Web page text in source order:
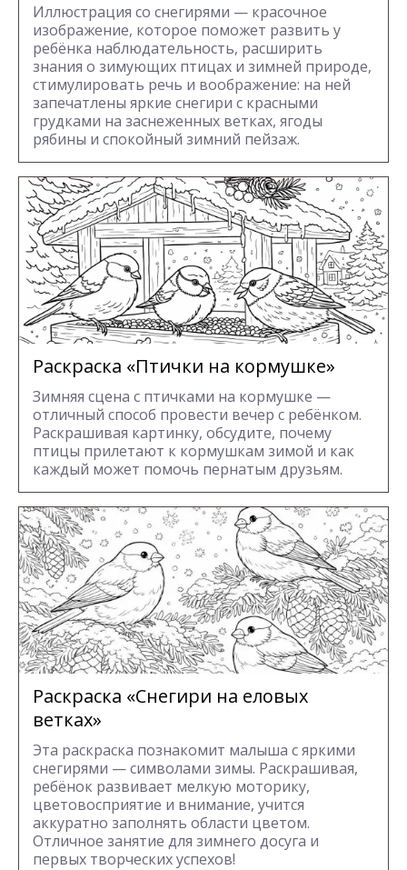
Иллюстрация со снегирями — красочное
изображение, которое поможет развить у
ребёнка наблюдательность, расширить
знания о зимующих птицах и зимней природе,
стимулировать речь и воображение: на ней
запечатлены яркие снегири с красными
грудками на заснеженных ветках, ягоды
рябины и спокойный зимний пейзаж.
Раскраска «Птички на кормушке»
Зимняя сцена с птичками на кормушке —
отличный способ провести вечер с ребёнком.
Раскрашивая картинку, обсудите, почему
птицы прилетают к кормушкам зимой и как
каждый может помочь пернатым друзьям.
Раскраска «Снегири на еловых
ветках»
Эта раскраска познакомит малыша с яркими
снегирями — символами зимы. Раскрашивая,
ребёнок развивает мелкую моторику,
цветовосприятие и внимание, учится
аккуратно заполнять области цветом.
Отличное занятие для зимнего досуга и
первых творческих успехов!